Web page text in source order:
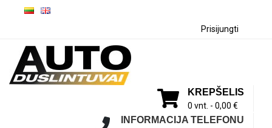
Prisijungti
KREPŠELIS
0 vnt. - 0,00 €
INFORMACIJA TELEFONU